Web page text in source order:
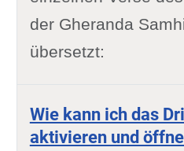
der Gheranda
übersetzt:
Wie kann ich das
aktivieren und